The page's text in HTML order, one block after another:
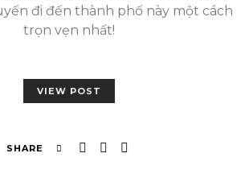
đi đến thành phố này một cách
trọn vẹn nhất!
VIEW POST
SHARE